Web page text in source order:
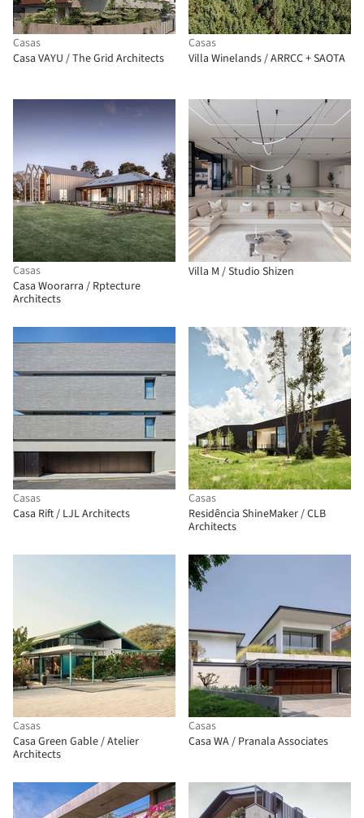
Casas
Casa VAYU / The Grid Architects
Casas
Villa Winelands / ARRCC + SAOTA
Casas
Casa Woorarra / Rptecture
Architects
Villa M / Studio Shizen
Casas
Casa Rift / LJL Architects
Casas
Residência ShineMaker / CLB
Architects
Casas
Casa Green Gable / Atelier
Architects
Casas
Casa WA / Pranala Associates